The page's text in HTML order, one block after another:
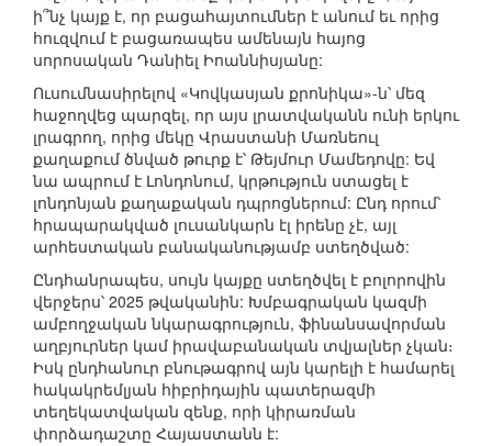
ի՞նչ կայք է, որ բացահայտումներ է անում եւ որից
հուզվում է բացառապես ամենայն հայոց
սորոսական Դանիել Իոաննիսյանը:
Ուսումնասիրելով «Կովկասյան քրոնիկա»-ն՝ մեզ
հաջողվեց պարզել, որ այս լրատվականն ունի երկու
լրագրող, որից մեկը Վրաստանի Մառնեուլ
քաղաքում ծնված թուրք է՝ Թեյմուր Մամեդովը: Եվ
նա ապրում է Լոնդոնում, կրթություն ստացել է
լոնդոնյան քաղաքական դպրոցներում: Ընդ որում՝
հրապարակված լուսանկարն էլ իրենը չէ, այլ
արհեստական բանականությամբ ստեղծված:
Ընդհանրապես, սույն կայքը ստեղծվել է բոլորովին
վերջերս՝ 2025 թվականին: Խմբագրական կազմի
ամբողջական նկարագրություն, ֆինանսավորման
աղբյուրներ կամ իրավաբանական տվյալներ չկան։
Իսկ ընդհանուր բնութագրով այն կարելի է համարել
հակակրեմլյան հիբրիդային պատերազմի
տեղեկատվական զենք, որի կիրառման
փորձադաշտը Հայաստանն է: